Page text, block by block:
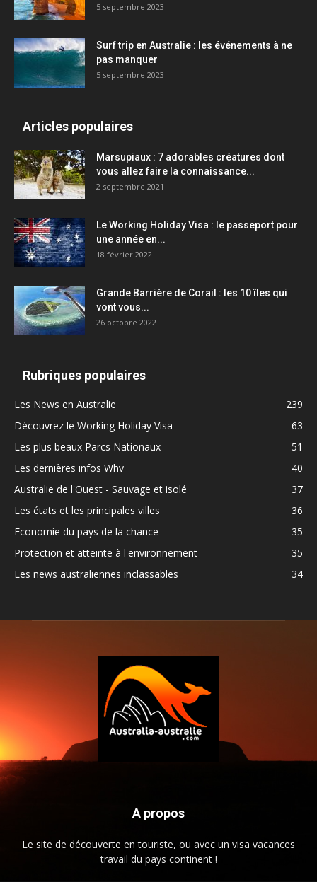
5 septembre 2023
Surf trip en Australie : les événements à ne
pas manquer
5 septembre 2023
Articles populaires
Marsupiaux : 7 adorables créatures dont
vous allez faire la connaissance...
2 septembre 2021
Le Working Holiday Visa : le passeport pour
une année en...
18 février 2022
Grande Barrière de Corail : les 10 îles qui
vont vous...
26 octobre 2022
Rubriques populaires
Les News en Australie
239
Découvrez le Working Holiday Visa
63
Les plus beaux Parcs Nationaux
51
Les dernières infos Whv
40
Australie de l'Ouest - Sauvage et isolé
37
Les états et les principales villes
36
Economie du pays de la chance
35
Protection et atteinte à l'environnement
35
Les news australiennes inclassables
34
A propos
Le site de découverte en touriste, ou avec un visa vacances
travail du pays continent !